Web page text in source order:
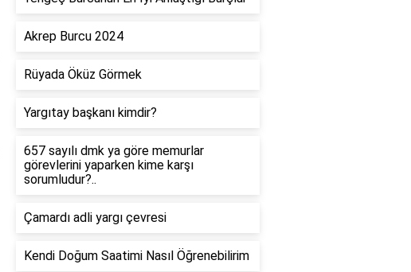
Akrep Burcu 2024
Rüyada Öküz Görmek
Yargıtay başkanı kimdir?
657 sayılı dmk ya göre memurlar
görevlerini yaparken kime karşı
sorumludur?..
Çamardı adli yargı çevresi
Kendi Doğum Saatimi Nasıl Öğrenebilirim